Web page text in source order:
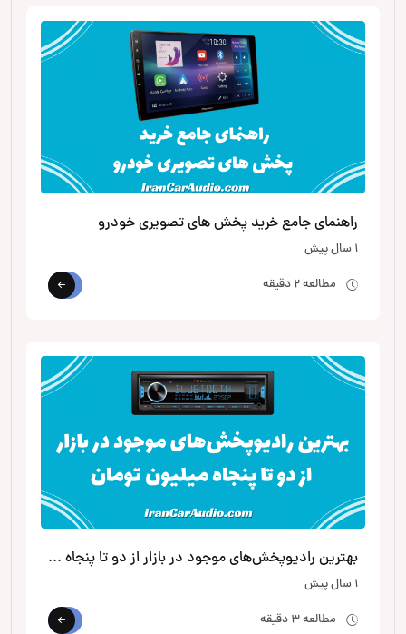
راهنمای جامع خرید پخش های تصویری خودرو
1 سال پیش
مطالعه 2 دقیقه
بهترین رادیوپخش‌های موجود در بازار از دو تا پنجاه میلیون تومان
1 سال پیش
مطالعه 3 دقیقه